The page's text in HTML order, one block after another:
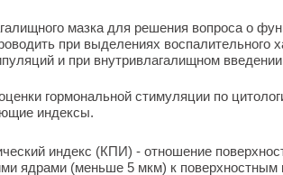
мазка для решения вопроса о
при выделениях воспалительного
и при внутривлагалищном введении
гормональной стимуляции по
индексы.
индекс (КПИ) - отношение
ядрами (меньше 5 мкм) к